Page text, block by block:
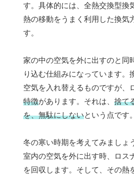
す。具体的には、全熱交換型換
熱の移動をうまく利用した換気
す。
家の中の空気を外に出すのと同
り込む仕組みになっています。
空気を入れ替えるものですが、
特徴があります。それは、 捨て
を、無駄にしないという点です。
冬の寒い時期を考えてみましょ
室内の空気を外に出す時、ロス
を回収します。そして、その熱